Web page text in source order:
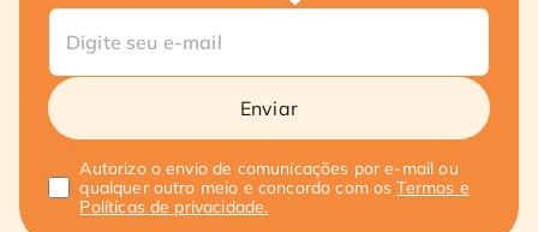
Enviar
Autorizo o envio de comunicações por e-mail ou
qualquer outro meio e concordo com osTermos e
Políticas de privacidade.